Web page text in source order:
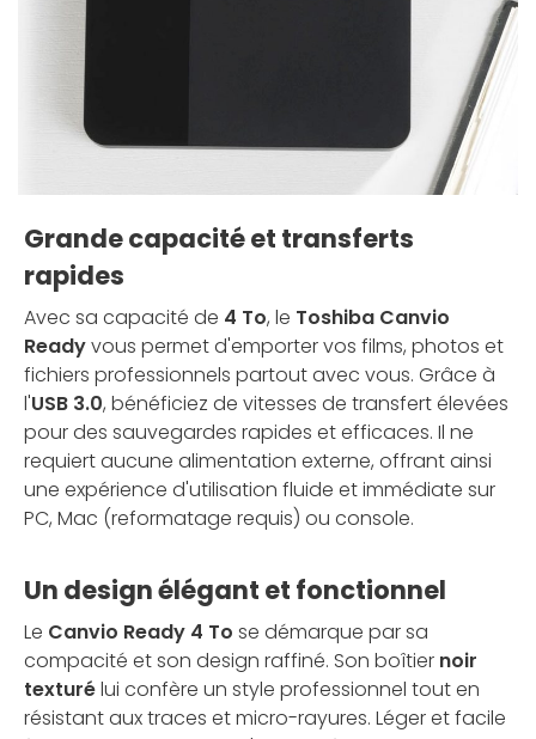
Grande capacité et transferts
rapides
Avec sa capacité de 4 To, le Toshiba Canvio
Readyvous permet d'emporter vos films, photos et
fichiers professionnels partout avec vous. Grâce à
l'USB 3.0, bénéficiez de vitesses de transfert élevées
pour des sauvegardes rapides et efficaces. Il ne
requiert aucune alimentation externe, offrant ainsi
une expérience d'utilisation fluide et immédiate sur
PC, Mac (reformatage requis) ou console.
Un design élégant et fonctionnel
Le Canvio Ready 4 To se démarque par sa
compacité et son design raffiné. Son boîtier noir
texturélui confère un style professionnel tout en
résistant aux traces et micro-rayures. Léger et facile